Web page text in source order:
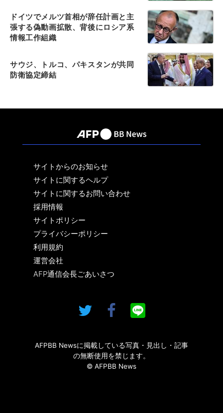
ドイツでメルツ首相が辞任計画と主
張する偽動画拡散、背後にロシア系
情報工作組織
サウジ、トルコ、パキスタンが共同
防衛協定締結
サイトからのお知らせ
サイトに関するヘルプ
サイトに関するお問い合わせ
採用情報
サイトポリシー
プライバシーポリシー
利用規約
運営会社
AFP通信会長ごあいさつ
AFPBB Newsに掲載している写真・見出し・記事
の無断使用を禁じます。
© AFPBB News